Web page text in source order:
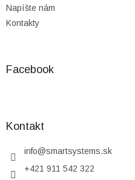
Napíšte nám
Kontakty
Facebook
Kontakt
info@smartsystems.sk
+421 911 542 322